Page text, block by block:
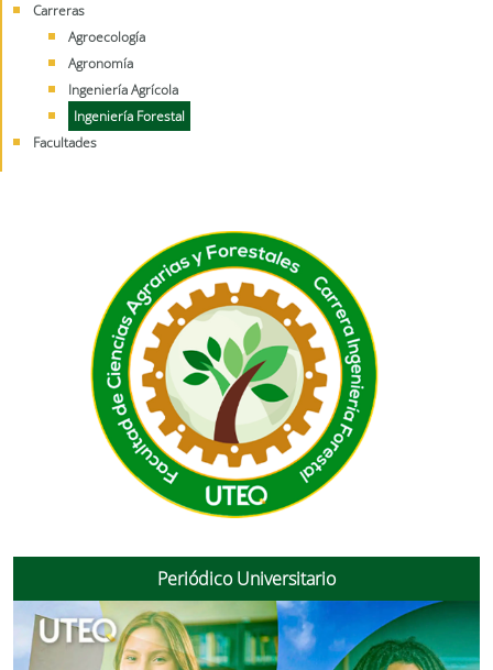
Carreras
Agroecología
Agronomía
Ingeniería Agrícola
Ingeniería Forestal
Facultades
Periódico Universitario